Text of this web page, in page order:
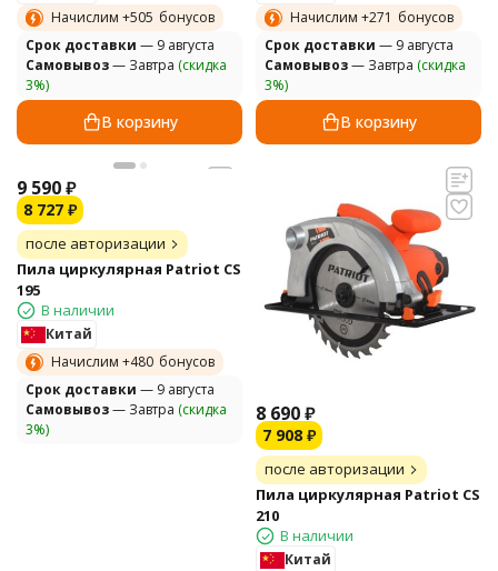
Начислим +505 бонусов
Cрок доставки — 9 августа
Самовывоз— Завтра (скидка
3%)
В корзину
Начислим +271 бонусов
Cрок доставки — 9 августа
Самовывоз— Завтра (скидка
3%)
В корзину
9 590₽
8 727 ₽
после авторизации
Пила циркулярная Patriot CS
195
В наличии
Китай
Начислим +480 бонусов
Cрок доставки — 9 августа
Самовывоз— Завтра (скидка
3%)
8 690₽
7 908 ₽
после авторизации
Пила циркулярная Patriot CS
210
В наличии
Китай